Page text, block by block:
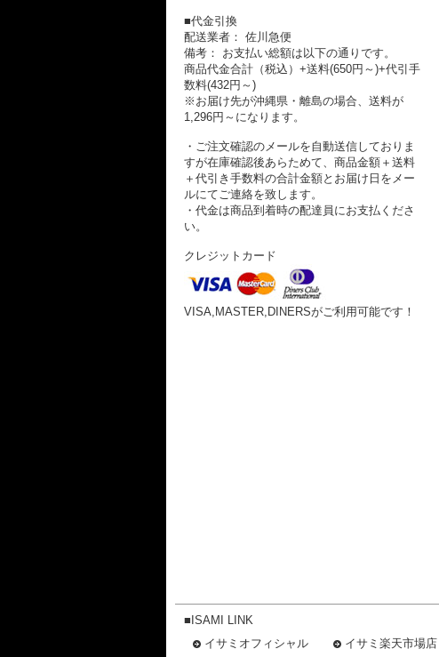
■代金引換
配送業者： 佐川急便
備考： お支払い総額は以下の通りです。
商品代金合計（税込）+送料(650円～)+代引手
数料(432円～)
※お届け先が沖縄県・離島の場合、送料が
1,296円～になります。
・ご注文確認のメールを自動送信しておりま
すが在庫確認後あらためて、商品金額＋送料
＋代引き手数料の合計金額とお届け日をメー
ルにてご連絡を致します。
・代金は商品到着時の配達員にお支払くださ
い。
クレジットカード
VISA,MASTER,DINERSがご利用可能です！
■ISAMI LINK
イサミオフィシャル
イサミ楽天市場店